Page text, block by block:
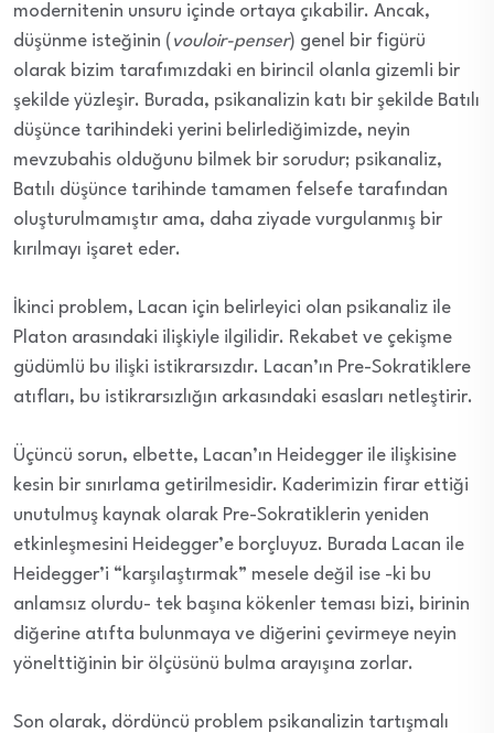
modernitenin unsuru içinde ortaya çıkabilir. Ancak,
düşünme isteğinin ( vouloir-penser) genel bir figürü
olarak bizim tarafımızdaki en birincil olanla gizemli bir
şekilde yüzleşir. Burada, psikanalizin katı bir şekilde Batılı
düşünce tarihindeki yerini belirlediğimizde, neyin
mevzubahis olduğunu bilmek bir sorudur; psikanaliz,
Batılı düşünce tarihinde tamamen felsefe tarafından
oluşturulmamıştır ama, daha ziyade vurgulanmış bir
kırılmayı işaret eder.
İkinci problem, Lacan için belirleyici olan psikanaliz ile
Platon arasındaki ilişkiyle ilgilidir. Rekabet ve çekişme
güdümlü bu ilişki istikrarsızdır. Lacan’ın Pre-Sokratiklere
atıfları, bu istikrarsızlığın arkasındaki esasları netleştirir.
Üçüncü sorun, elbette, Lacan’ın Heidegger ile ilişkisine
kesin bir sınırlama getirilmesidir. Kaderimizin firar ettiği
unutulmuş kaynak olarak Pre-Sokratiklerin yeniden
etkinleşmesini Heidegger’e borçluyuz. Burada Lacan ile
Heidegger’i “karşılaştırmak” mesele değil ise -ki bu
anlamsız olurdu- tek başına kökenler teması bizi, birinin
diğerine atıfta bulunmaya ve diğerini çevirmeye neyin
yönelttiğinin bir ölçüsünü bulma arayışına zorlar.
Son olarak, dördüncü problem psikanalizin tartışmalı